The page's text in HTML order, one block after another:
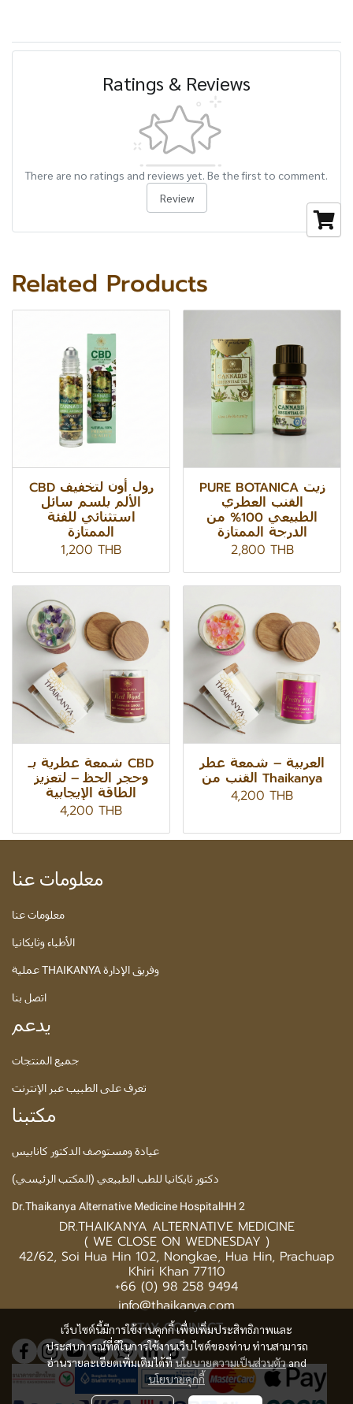
Ratings & Reviews
There are no ratings and reviews yet. Be the first to comment.
Review
Related Products
CBD رول أون لتخفيف
الألم بلسم سائل
استثنائي للفئة
الممتازة
1,200 THB
PURE BOTANICA زيت
القنب العطري
الطبيعي 100% من
الدرجة الممتازة
2,800 THB
شمعة عطرية بـ CBD
وحجر الحظ – لتعزيز
الطاقة الإيجابية
4,200 THB
العربية – شمعة عطر
القنب من Thaikanya
4,200 THB
เว็บไซต์นี้มีการใช้งานคุกกี้ เพื่อเพิ่มประสิทธิภาพและ
ประสบการณ์ที่ดีในการใช้งานเว็บไซต์ของท่าน ท่านสามารถ
อ่านรายละเอียดเพิ่มเติมได้ที่นโยบายความเป็นส่วนตัวand
นโยบายคุกกี้
معلومات عنا
معلومات عنا
الأطباء وثايكانيا
عملية THAIKANYA وفريق الإدارة
اتصل بنا
يدعم
جميع المنتجات
تعرف على الطبيب عبر الإنترنت
مكتبنا
عيادة ومستوصف الدكتور كانابيس
دكتور ثايكانيا للطب الطبيعي (المكتب الرئيسي)
Dr.Thaikanya Alternative Medicine HospitalHH 2
DR.THAIKANYA ALTERNATIVE MEDICINE
( WE CLOSE ON WEDNESDAY )
42/62, Soi Hua Hin 102, Nongkae, Hua Hin, Prachuap
Khiri Khan 77110
+66 (0) 98 258 9494
info@thaikanya.com
STAY CONNECT